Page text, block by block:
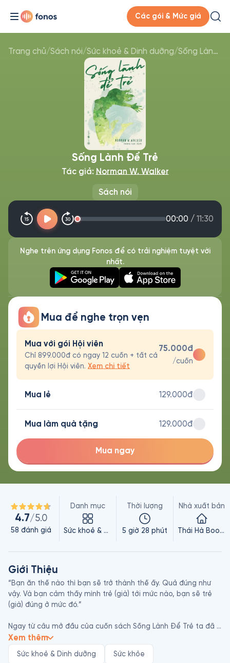
Các gói & Mức giá
Trang chủ/Sách nói/Sức khoẻ & Dinh dưỡng/ Sống Lành Để Trẻ
Sách nói
Sống Lành Để Trẻ
Tác giả: Norman W. Walker
00:00 / 11:30
Nghe trên ứng dụng Fonos để có trải nghiệm tuyệt vời
nhất.
Mua để nghe trọn vẹn
Mua với gói Hội viên
Chỉ 899.000đ có ngay 12 cuốn + tất cả
quyền lợi Hội viên. Xem chi tiết
75.000đ
/cuốn
Mua lẻ 129.000đ
Mua làm quà tặng 129.000đ
Mua ngay
4.7/5.0
58 đánh giá
Danh mục
Sức khoẻ & Dinh dưỡng
Thời lượng
5 giờ 28 phút
Nhà xuất bản
Thái Hà Books
Giới Thiệu
“Bạn ăn thế nào thì bạn sẽ trở thành thế ấy. Quả đúng như
vậy. Và bạn cảm thấy mình trẻ (già) tới mức nào, bạn sẽ trẻ
(già) đúng ở mức đó.”
Ngay từ câu mở đầu của cuốn sách Sống Lành Để Trẻ ta đã
thấy được tầm quan trọng của chế độ dinh dưỡng đối với sức
uống. Nhưng chúng ta có bao giờ đặt câu hỏi những gì mình
Xem thêm
Sức khoẻ & Dinh dưỡng Sức khỏe